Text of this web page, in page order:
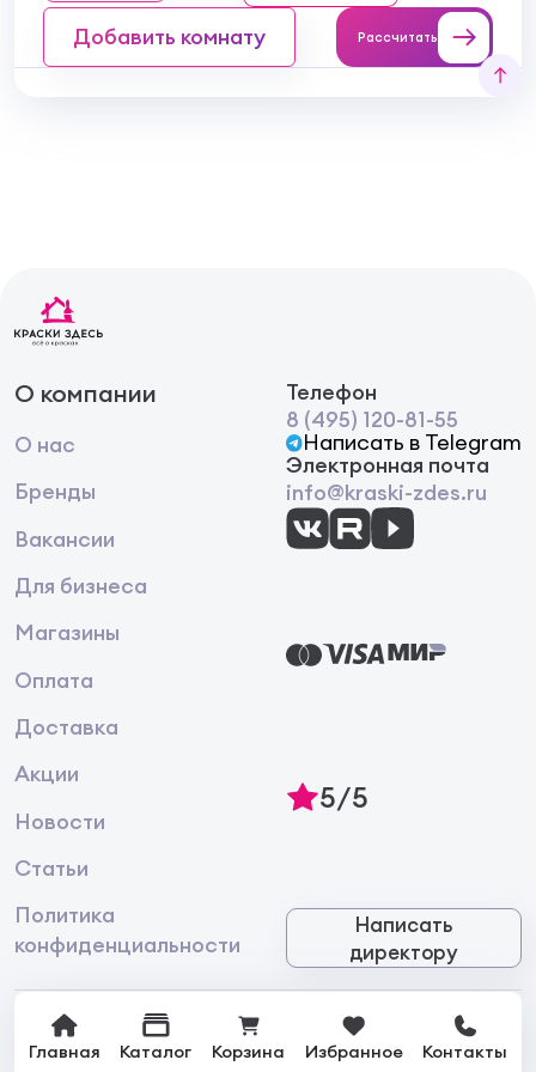
Главная Каталог Корзина Избранное Контакты
Условия хранения:
содержать в месте с
пониженной температурой, крышка должна
плотно прилегать, не допускается заморозка
Добавить комнату Рассчитать
О компании
О нас
Бренды
Вакансии
Для бизнеса
Магазины
Оплата
Доставка
Акции
Новости
Статьи
Политика
конфиденциальности
Телефон
8 (495) 120-81-55
Написать в Telegram
Электронная почта
info@kraski-zdes.ru
5/5
Написать
директору
© 2026 Интернет-магазин лакокрасочной продукции